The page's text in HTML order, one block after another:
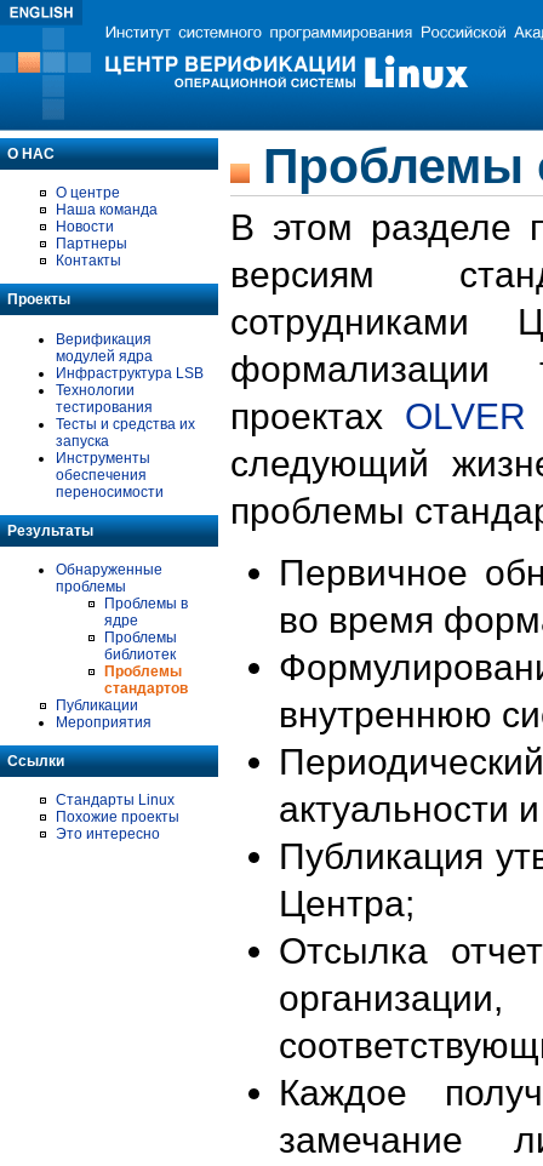
О НАС
О центре
Наша команда
Новости
Партнеры
Контакты
Проекты
Верификация
модулей ядра
Инфраструктура LSB
Технологии
тестирования
Тесты и средства их
запуска
Инструменты
обеспечения
переносимости
Результаты
Обнаруженные
проблемы
Проблемы в
ядре
Проблемы
библиотек
Проблемы
стандартов
Публикации
Мероприятия
Ссылки
Стандарты Linux
Похожие проекты
Это интересно
Проблемы
В этом разделе
версиям
формализации
проектах OLVER
следующий
проблемы
Первичное
во время
внутреннюю
актуальности
Публикация
Центра;
Отсылка
Каждое
замечание